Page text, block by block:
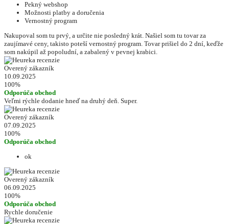
Pekný webshop
Možnosti platby a doručenia
Vernostný program
Nakupoval som tu prvý, a určite nie posledný krát. Našiel som tu tovar za
zaujímavé ceny, takisto poteší vernostný program. Tovar prišiel do 2 dní, keďže
som nakúpil až popoludní, a zabalený v pevnej krabici.
Overený zákazník
10.09.2025
100%
Odporúča obchod
Veľmi rýchle dodanie hneď na druhý deň. Super.
Overený zákazník
07.09.2025
100%
Odporúča obchod
ok
Overený zákazník
06.09.2025
100%
Odporúča obchod
Rychle doručenie